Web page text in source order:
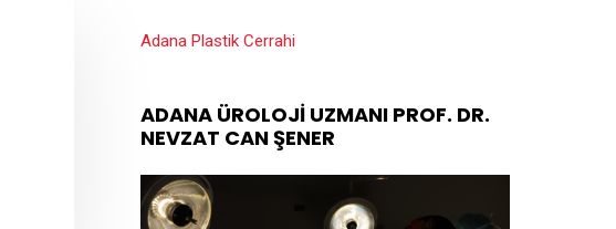
Adana Plastik Cerrahi
ADANA ÜROLOJI UZMANI PROF. DR.
NEVZAT CAN ŞENER